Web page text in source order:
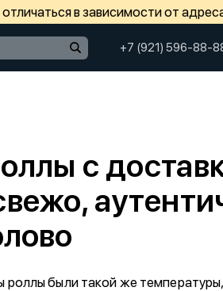
в зависимости от
+7 (921) 596-88-
с
роллы были такой же